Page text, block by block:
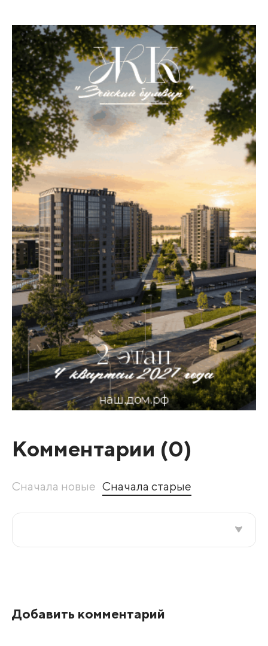
Комментарии (0)
Сначала новые Сначала старые
Добавить комментарий